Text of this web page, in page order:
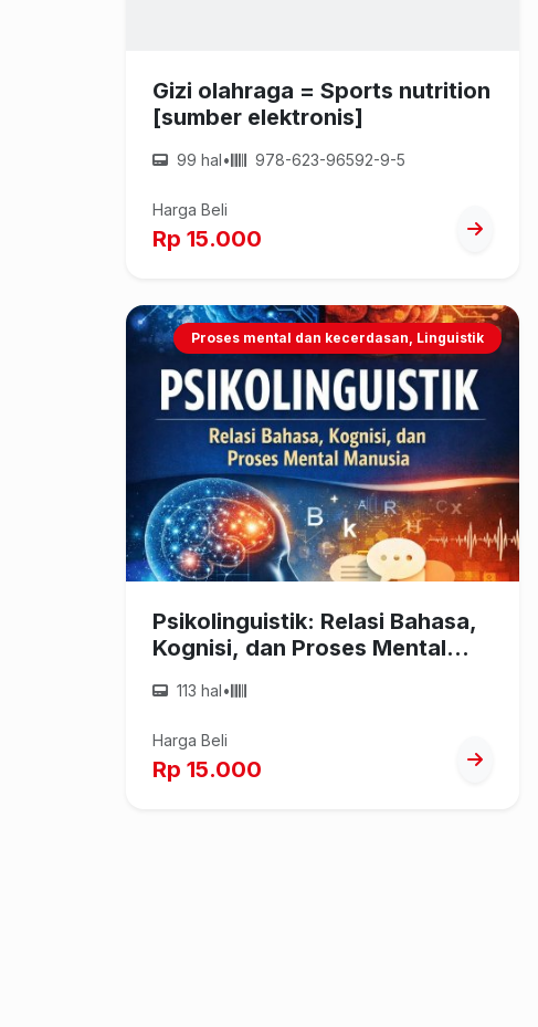
Gizi olahraga = Sports nutrition
[sumber elektronis]
99 hal• 978-623-96592-9-5
Harga Beli
Rp 15.000
Proses mental dan kecerdasan, Linguistik
Psikolinguistik: Relasi Bahasa,
Kognisi, dan Proses Mental
113 hal•
Harga Beli
Rp 15.000